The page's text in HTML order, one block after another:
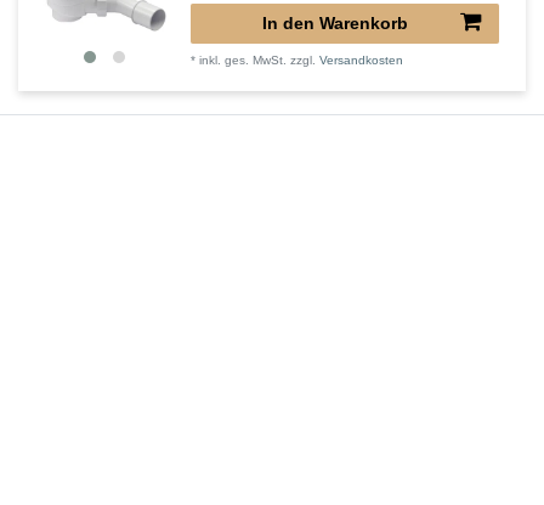
In den Warenkorb
*inkl. ges. MwSt. zzgl.Versandkosten